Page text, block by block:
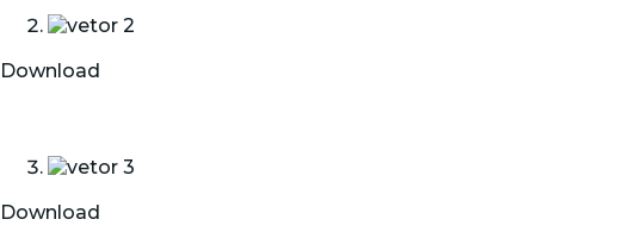
Download
Download